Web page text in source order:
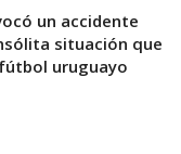
un accidente
situación que
uruguayo